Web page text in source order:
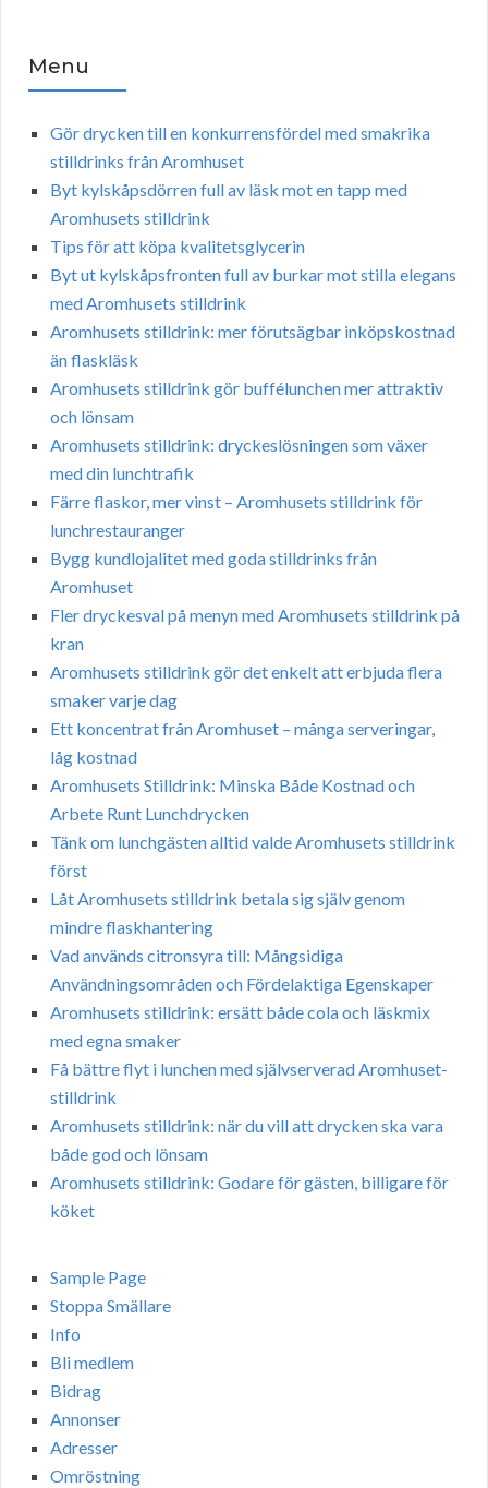
Menu
Gör drycken till en konkurrensfördel med smakrika
stilldrinks från Aromhuset
Byt kylskåpsdörren full av läsk mot en tapp med
Aromhusets stilldrink
Tips för att köpa kvalitetsglycerin
Byt ut kylskåpsfronten full av burkar mot stilla elegans
med Aromhusets stilldrink
Aromhusets stilldrink: mer förutsägbar inköpskostnad
än flaskläsk
Aromhusets stilldrink gör buffélunchen mer attraktiv
och lönsam
Aromhusets stilldrink: dryckeslösningen som växer
med din lunchtrafik
Färre flaskor, mer vinst – Aromhusets stilldrink för
lunchrestauranger
Bygg kundlojalitet med goda stilldrinks från
Aromhuset
Fler dryckesval på menyn med Aromhusets stilldrink på
kran
Aromhusets stilldrink gör det enkelt att erbjuda flera
smaker varje dag
Ett koncentrat från Aromhuset – många serveringar,
låg kostnad
Aromhusets Stilldrink: Minska Både Kostnad och
Arbete Runt Lunchdrycken
Tänk om lunchgästen alltid valde Aromhusets stilldrink
först
Låt Aromhusets stilldrink betala sig själv genom
mindre flaskhantering
Vad används citronsyra till: Mångsidiga
Användningsområden och Fördelaktiga Egenskaper
Aromhusets stilldrink: ersätt både cola och läskmix
med egna smaker
Få bättre flyt i lunchen med självserverad Aromhuset-
stilldrink
Aromhusets stilldrink: när du vill att drycken ska vara
både god och lönsam
Aromhusets stilldrink: Godare för gästen, billigare för
köket
Sample Page
Stoppa Smällare
Info
Bli medlem
Bidrag
Annonser
Adresser
Omröstning